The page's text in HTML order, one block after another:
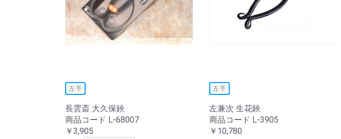
左手
長雲斎 大久保鋏
商品コード L-68007
￥3,905
左手
左兼次 生花鋏
商品コード L-3905
￥10,780